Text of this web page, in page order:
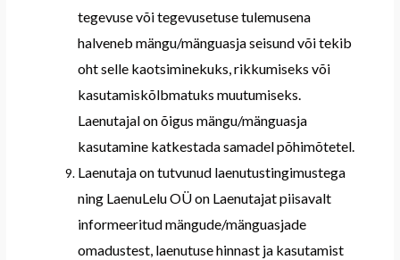
tegevuse või tegevusetuse tulemusena
halvenebmängu/mänguasjaseisund või tekib
ohtselle kaotsiminekuks, rikkumiseks või
kasutamiskõlbmatuks muutumiseks.
Laenutajalon õigusmängu/mänguasja
kasutamine katkestadasamadel põhimõtetel.
Laenutajaon tutvunud laenutustingimustega
ning LaenuLelu OÜon Laenutajatpiisavalt
informeeritudmängude/mänguasjade
omadustest laenutuse hinnast ja kasutamist